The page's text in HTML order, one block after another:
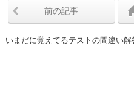
前の記事
いまだに覚えてるテストの間違い